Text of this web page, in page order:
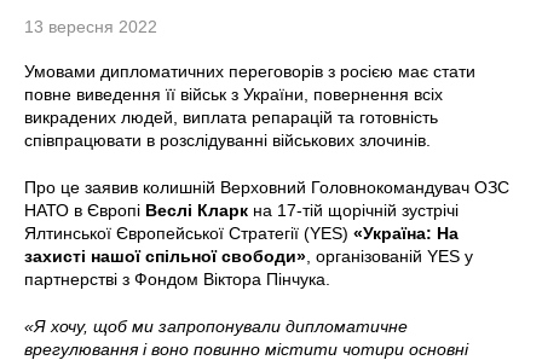
13 вересня 2022
Умовами дипломатичних переговорів з росією має стати
повне виведення її військ з України, повернення всіх
викрадених людей, виплата репарацій та готовність
співпрацювати в розслідуванні військових злочинів.
Про це заявив колишній Верховний Головнокомандувач ОЗС
НАТО в Європі Веслі Кларк на 17-тій щорічній зустрічі
Ялтинської Європейської Стратегії (YES) «Україна: На
захисті нашої спільної свободи» , організованій YES у
партнерстві з Фондом Віктора Пінчука.
«Я хочу, щоб ми запропонували дипломатичне
врегулювання і воно повинно містити чотири основні